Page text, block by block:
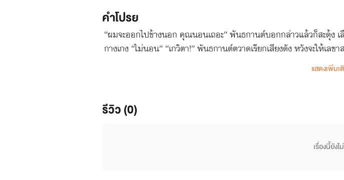
คำโปรย
“ผมจะออกไปข้างนอก คุณนอนเถอะ” พันธกานต์บอกกล่าวแล้วก็สะดุ้ง
กางเกง “ไม่นอน” “เกวิตา!” พันธกานต์ตวาดเรียกเสียงดัง หวังจะให้เล
คนไหนเลย ขอเกลียวใกล้ชิดคุณพันหน่อยนะ” คนที่ดื่มไวน์เพื่อเรียกควา
แสดงเพิ่มเ
รีวิว (0)
เรื่องนี้ยัง